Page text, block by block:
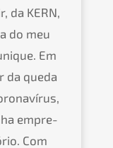
da KERN,
do meu
Em
da queda
empre­
Com